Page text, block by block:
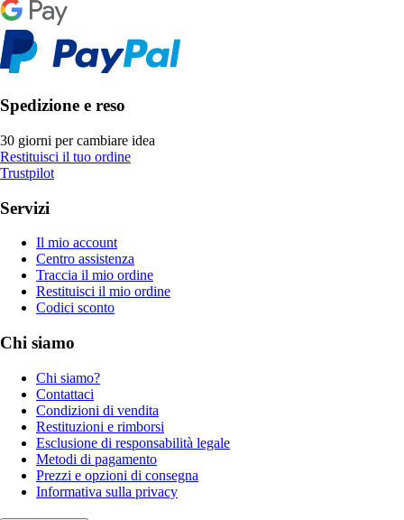
Spedizione e reso
30 giorni per cambiare idea
Restituisci il tuo ordine
Trustpilot
Servizi
Il mio account
Centro assistenza
Traccia il mio ordine
Restituisci il mio ordine
Codici sconto
Chi siamo
Chi siamo?
Contattaci
Condizioni di vendita
Restituzioni e rimborsi
Esclusione di responsabilità legale
Metodi di pagamento
Prezzi e opzioni di consegna
Informativa sulla privacy